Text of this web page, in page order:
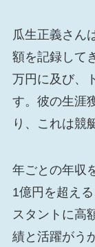
瓜生正義さん
額を記録して
万円に及び、
す。彼の生涯
り、これは競
年ごとの年収
1億円を超え
スタントに高
績と活躍がう